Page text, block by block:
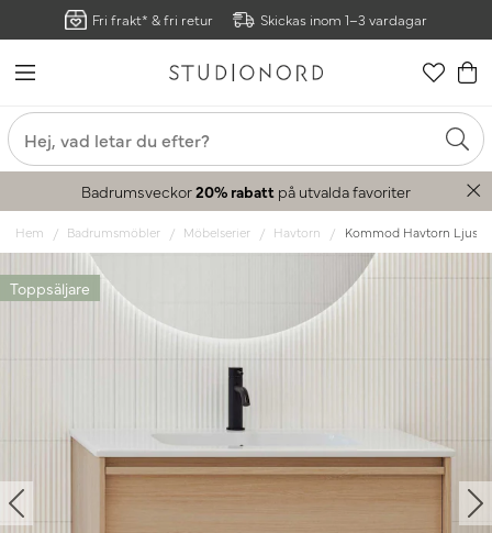
Fri frakt* & fri retur Skickas inom 1–3 vardagar
Badrumsveckor20% rabatt på utvalda favoriter
Hem Badrumsmöbler Möbelserier Havtorn Kommod Havtorn Ljus
Toppsäljare